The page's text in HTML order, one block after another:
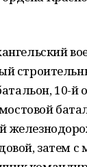
10-й
затем с